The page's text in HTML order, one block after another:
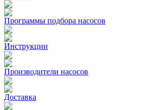
Программы подбора насосов
Инструкции
Производители насосов
Доставка